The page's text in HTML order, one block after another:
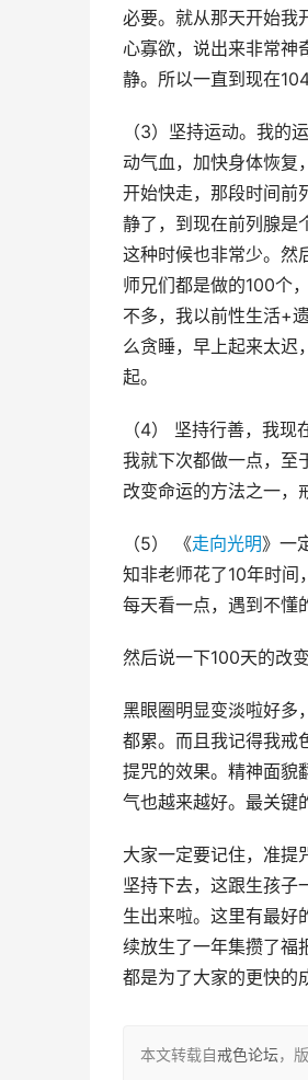
必要。就从那天开始我
心寡欲，说出来非常神
静。所以一直到现在
（3）坚持运动。我的
动气血，加快身体恢复
开始快走，那段时间前
静了，到现在前列腺是
这种时候也非常少。然
师兄们都是做的100个
不多，我以前性生活+
么贪睡，早上起来太迟
起。
（4） 坚持行善，我
我就下次都做一点，至
改变命运的方法之一，
（5） 《走向光明》一
知非老师花了10年时间
每天看一点，遇到不懂
然后说一下100天的改变
黑眼圈明显变淡啦好多
都累。而且我记得我戒
提咒的效果。精神面貌
气也越来越好。最关键
大家一定要记住，准提
坚持下去，这跟生孩子
生出来啦。这里有最好
续放生了一年集攒了福
都是为了大家的更快的
本文转载自戒色论坛，